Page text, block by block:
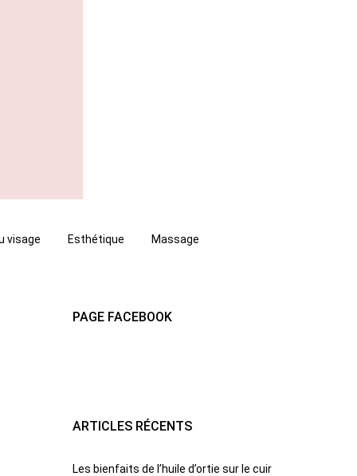
visage Esthétique Massage
PAGE FACEBOOK
ARTICLES RÉCENTS
Les bienfaits de l’huile d’ortie sur le cuir